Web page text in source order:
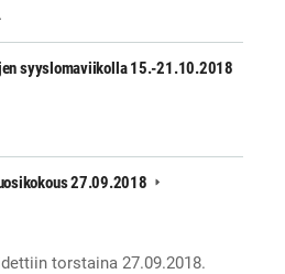
syyslomaviikolla 15.-21.10.2018
27.09.2018
torstaina 27.09.2018.